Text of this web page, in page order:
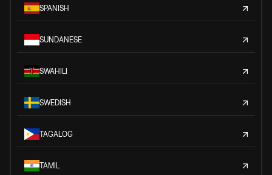
SPANISH
SUNDANESE
SWAHILI
SWEDISH
TAGALOG
TAMIL